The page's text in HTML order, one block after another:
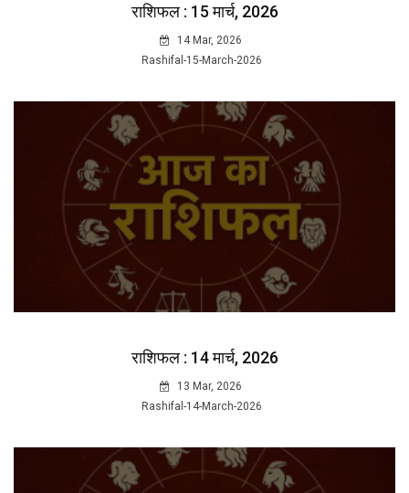
राशिफल : 15 मार्च, 2026
14 Mar, 2026
Rashifal-15-March-2026
राशिफल : 14 मार्च, 2026
13 Mar, 2026
Rashifal-14-March-2026